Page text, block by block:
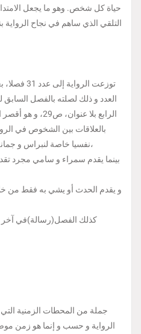
حياة كل شخص. وهو ما يجعل الامتداد
التلقي الذي ساهم في نجاح
توزعت
العدد و ذلك لصلته بالفصل السابق
الرابع بلا
بالعلاقات بين الشخوص في
نفسيا خاصة لنبراس و جمانة باعتبارهما (انطوائي و انطوائية)،
بينما يقدم سمراء و سامي مجرد
و يقدم الحدث أو يشي به فقط من
كذلك الفصل(رسالة)في آخر
جملة من المحطات الزمنية التي
الرواية و حسب و إنما هو زمن